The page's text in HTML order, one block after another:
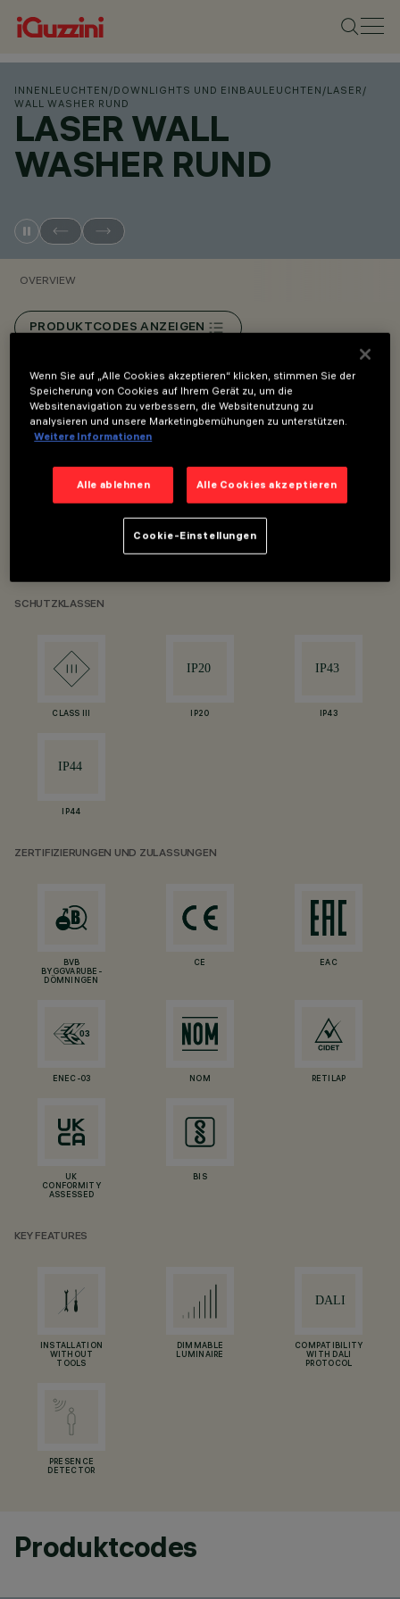
INNENLEUCHTEN /DOWNLIGHTS UND EINBAULEUCHTEN /LASER /
WALL WASHER RUND
LASER WALL
WASHER RUND
OVERVIEW
PRODUKTCODES ANZEIGEN
Overview
Einbauleuchten Minimal und Frame
Farbtemperatur: 2700K und 3000K + Warm-dim:
von 3000K bis 1800K
DALI / 1-10 / on-off / mit Trennung (phase cut)
SCHUTZKLASSEN
CLASS III IP20 IP43
IP44
ZERTIFIZIERUNGEN UND ZULASSUNGEN
BVB
BYGGVARUBE-
DÖMNINGEN
CE EAC
ENEC-03 NOM RETILAP
UK
CONFORMITY
ASSESSED
BIS
KEY FEATURES
INSTALLATION
WITHOUT
TOOLS
DIMMABLE
LUMINAIRE
COMPATIBILITY
WITH DALI
PROTOCOL
PRESENCE
DETECTOR
Produktcodes
Wenn Sie auf „Alle Cookies akzeptieren“ klicken, stimmen Sie der
Speicherung von Cookies auf Ihrem Gerät zu, um die
Websitenavigation zu verbessern, die Websitenutzung zu
analysieren und unsere Marketingbemühungen zu unterstützen.
Weitere Informationen
Alle ablehnen Alle Cookies akzeptieren
Cookie-Einstellungen